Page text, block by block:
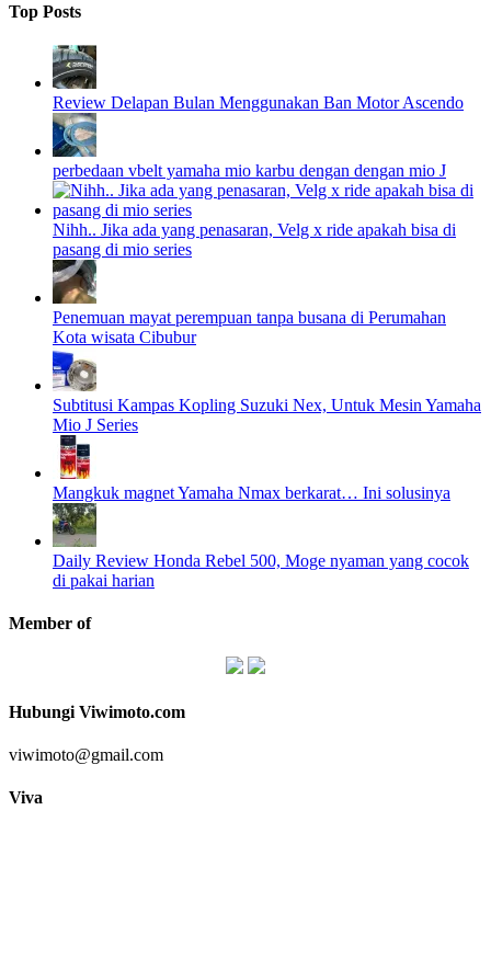
Top Posts
Review Delapan Bulan Menggunakan Ban Motor Ascendo
perbedaan vbelt yamaha mio karbu dengan dengan mio J
Nihh.. Jika ada yang penasaran, Velg x ride apakah bisa di
pasang di mio series
Penemuan mayat perempuan tanpa busana di Perumahan
Kota wisata Cibubur
Subtitusi Kampas Kopling Suzuki Nex, Untuk Mesin Yamaha
Mio J Series
Mangkuk magnet Yamaha Nmax berkarat… Ini solusinya
Daily Review Honda Rebel 500, Moge nyaman yang cocok
di pakai harian
Member of
Hubungi Viwimoto.com
viwimoto@gmail.com
Viva